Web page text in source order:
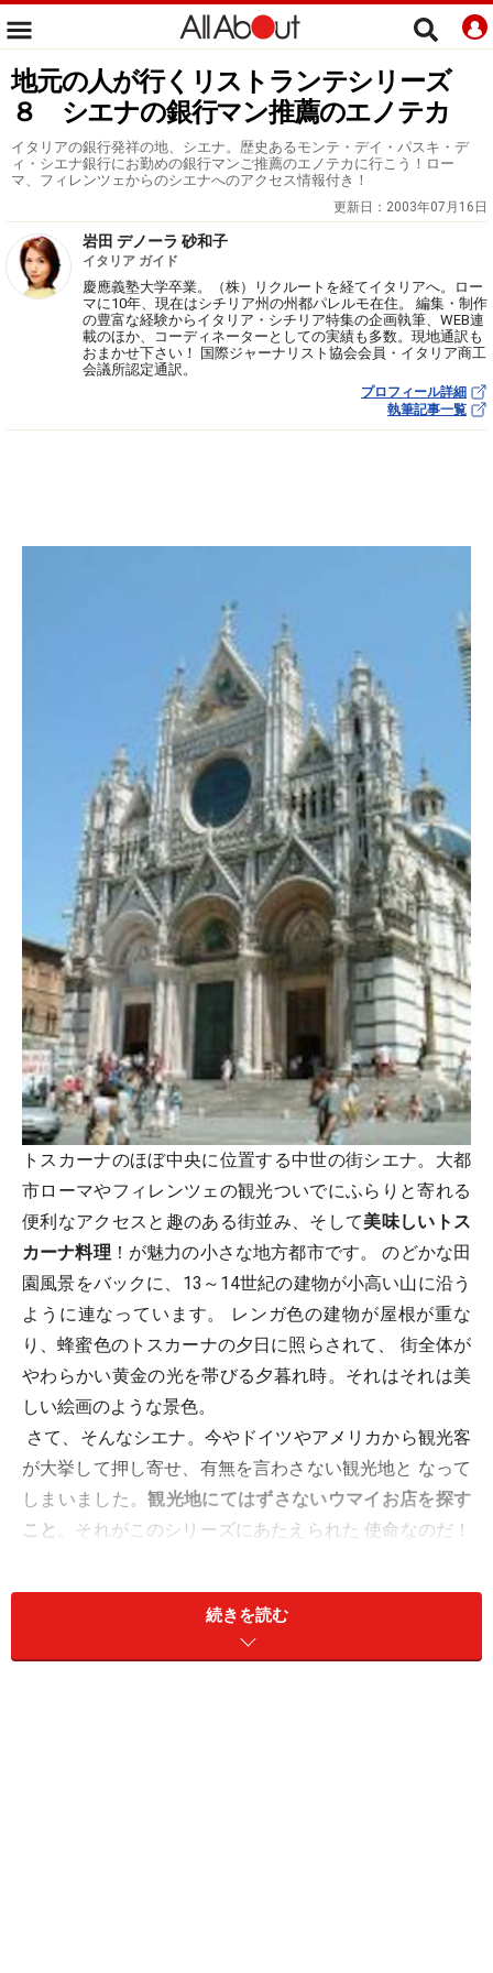
地元の人が行くリストランテシリーズ
８ シエナの銀行マン推薦のエノテカ
イタリアの銀行発祥の地、シエナ。歴史あるモンテ・デイ・パスキ・デ
ィ・シエナ銀行にお勤めの銀行マンご推薦のエノテカに行こう！ロー
マ、フィレンツェからのシエナへのアクセス情報付き！
更新日： 2003年07月16日
岩田 デノーラ 砂和子
イタリア ガイド
慶應義塾大学卒業。（株）リクルートを経てイタリアへ。ロー
マに10年、現在はシチリア州の州都パレルモ在住。 編集・制作
の豊富な経験からイタリア・シチリア特集の企画執筆、WEB連
載のほか、コーディネーターとしての実績も多数。現地通訳も
おまかせ下さい！ 国際ジャーナリスト協会会員・イタリア商工
会議所認定通訳。
プロフィール詳細
執筆記事一覧
トスカーナのほぼ中央に位置する中世の街シエナ。大都
市ローマやフィレンツェの観光ついでにふらりと寄れる
便利なアクセスと趣のある街並み、そして美味しいトス
カーナ料理 ！が魅力の小さな地方都市です。 のどかな田
園風景をバックに、13～14世紀の建物が小高い山に沿う
ように連なっています。 レンガ色の建物が屋根が重な
り、蜂蜜色のトスカーナの夕日に照らされて、 街全体が
やわらかい黄金の光を帯びる夕暮れ時。それはそれは美
しい絵画のような景色。
さて、そんなシエナ。今やドイツやアメリカから観光客
が大挙して押し寄せ、有無を言わさない観光地と なって
しまいました。観光地にてはずさないウマイお店を探す
こと
。それがこのシリーズにあたえられた 使命なのだ！
左）に 教えていただきました。彼はシエナに本店がある
イタリア最古の銀行モンテ・デイ・パスキ・ディ・シエ
地元銀行員のおすすめスポット
続きを読む